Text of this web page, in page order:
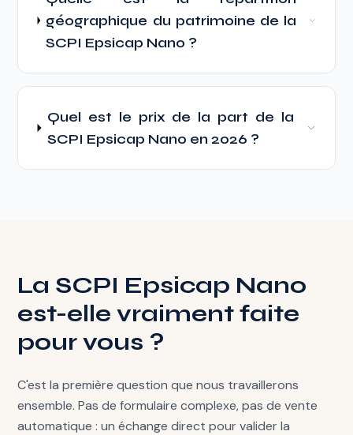
géographique du patrimoine de la
SCPI Epsicap Nano ?
Quel est le prix de la part de la
SCPI Epsicap Nano en 2026 ?
La SCPI Epsicap Nano
est-elle vraiment faite
pour vous ?
C'est la première question que nous travaillerons
ensemble. Pas de formulaire complexe, pas de vente
automatique : un échange direct pour valider la